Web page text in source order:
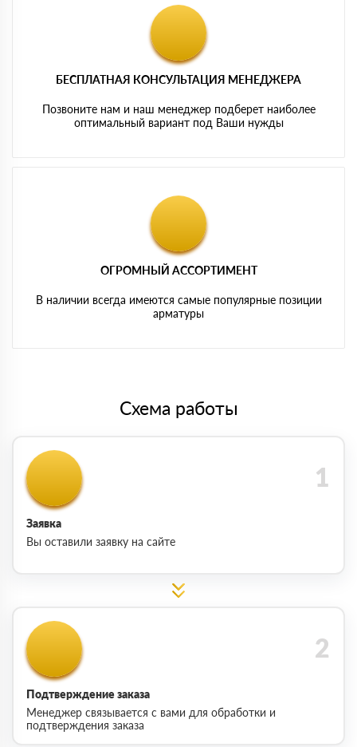
БЕСПЛАТНАЯ КОНСУЛЬТАЦИЯ МЕНЕДЖЕРА
Позвоните нам и наш менеджер подберет наиболее
оптимальный вариант под Ваши нужды
ОГРОМНЫЙ АССОРТИМЕНТ
В наличии всегда имеются самые популярные позиции
арматуры
Схема работы
Заявка
Вы оставили заявку на сайте
Подтверждение заказа
Менеджер связывается с вами для обработки и
подтверждения заказа